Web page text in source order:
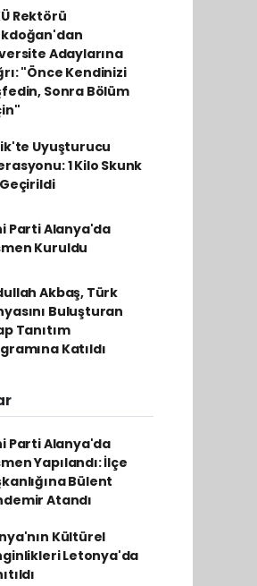
Rektörü
Adaylarına
"Önce Kendinizi
Sonra Bölüm
Uyuşturucu
1 Kilo Skunk
Parti Alanya'da
Kuruldu
Akbaş, Türk
Buluşturan
Tanıtım
Katıldı
Parti Alanya'da
Yapılandı: İlçe
Bülent
Atandı
Kültürel
Letonya'da